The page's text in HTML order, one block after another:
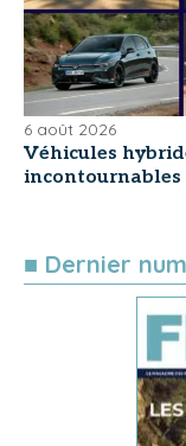
6 août 2026
Véhicules
incontournables
■ Dernier